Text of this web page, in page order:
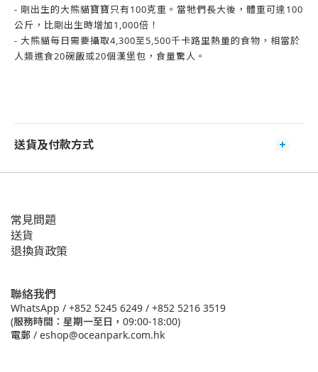
- 剛出生的大熊貓寶寶只有100克重。當牠們長大後，體重可達100
公斤，比剛出生時增加1,000倍！
- 大熊貓每日需要攝取4,300至5,500千卡路里熱量的食物，相當於
人類進食20碗飯或20個漢堡包，食量驚人。
送貨及付款方式
常見問題
送貨
退換貨政策
聯絡我們
WhatsApp / +852 5245 6249 / +852 5216 3519
(服務時間：星期一至日，09:00-18:00)
電郵 / eshop@oceanpark.com.hk